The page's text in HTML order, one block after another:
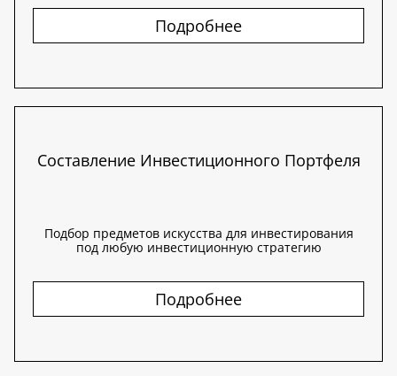
Подробнее
Составление Инвестиционного Портфеля
Подбор предметов искусства для инвестирования
под любую инвестиционную стратегию
Подробнее